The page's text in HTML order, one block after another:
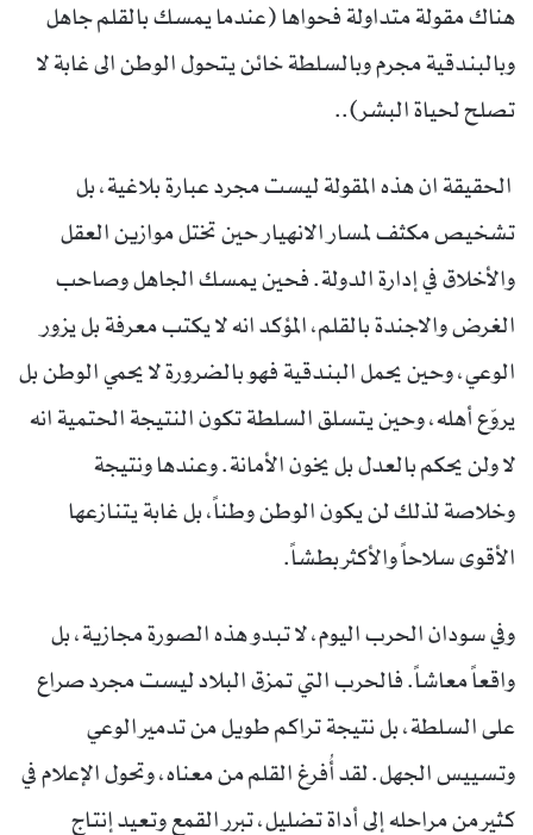
هناك مقولة متداولة فحواها (عندما يمسك بالقلم جاهل
وبالبندقية مجرم وبالسلطة خائن يتحول الوطن الى غابة لا
تصلح لحياة البشر)..
الحقيقة ان هذه المقولة ليست مجرد عبارة بلاغية، بل
تشخيص مكثف لمسار الانهيار حين تختل موازين العقل
والأخلاق في إدارة الدولة. فحين يمسك الجاهل وصاحب
الغرض والاجندة بالقلم، المؤكد انه لا يكتب معرفة بل يزور
الوعي، وحين يحمل البندقية فهو بالضرورة لا يحمي الوطن بل
يروّع أهله، وحين يتسلق السلطة تكون النتيجة الحتمية انه
لا ولن يحكم بالعدل بل يخون الأمانة. وعندها ونتيجة
وخلاصة لذلك لن يكون الوطن وطناً، بل غابة يتنازعها
الأقوى سلاحاً والأكثر بطشاً.
وفي سودان الحرب اليوم، لا تبدو هذه الصورة مجازية، بل
واقعاً معاشاً. فالحرب التي تمزق البلاد ليست مجرد صراع
على السلطة، بل نتيجة تراكم طويل من تدمير الوعي
وتسييس الجهل. لقد أُفرغ القلم من معناه، وتحول الإعلام في
كثير من مراحله إلى أداة تضليل، تبرر القمع وتعيد إنتاج